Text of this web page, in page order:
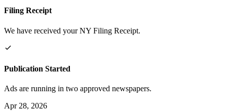
Filing Receipt
We have received your NY Filing Receipt.
Publication Started
Ads are running in two approved newspapers.
Apr 28, 2026